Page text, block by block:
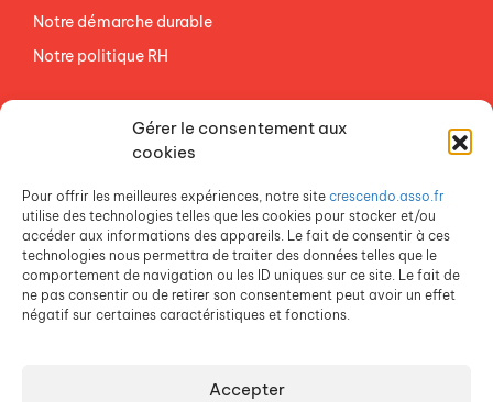
Gérer le consentement aux
cookies
Pour offrir les meilleures expériences, notre site crescendo.asso.fr
utilise des technologies telles que les cookies pour stocker et/ou
accéder aux informations des appareils. Le fait de consentir à ces
technologies nous permettra de traiter des données telles que le
comportement de navigation ou les ID uniques sur ce site. Le fait de
ne pas consentir ou de retirer son consentement peut avoir un effet
négatif sur certaines caractéristiques et fonctions.
Accepter
Notre démarche durable
Notre politique RH
ESPACE PRESSE